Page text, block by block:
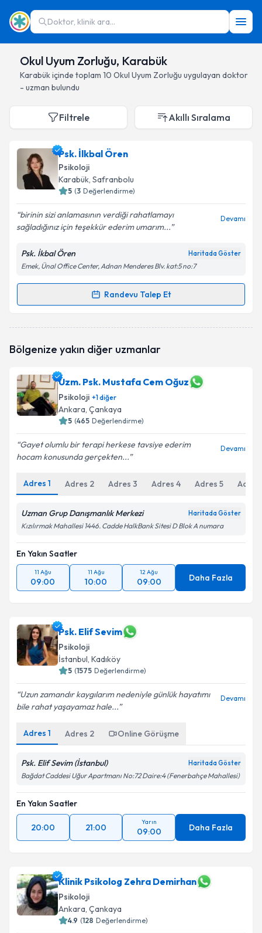
Doktor, klinik ara...
Okul Uyum Zorluğu, Karabük
Karabükiçinde toplam 10 Okul Uyum Zorluğu uygulayan doktor
- uzman bulundu
Filtrele Akıllı Sıralama
Psk. İlkbal Ören
Psikoloji
Karabük, Safranbolu
5 (3 Değerlendirme)
birinin sizi anlamasının verdiği rahatlamayı
sağladığınız için teşekkür ederim umarım...
Devamı
Psk. İkbal Ören Haritada Göster
Emek, Ünal Office Center, Adnan Menderes Blv. kat:5 no:7
Randevu Talep Et
Randevu Takvimi Talebi
Size bu uzmandan randevu almanız için bir takvim
E-posta Adresiniz
Kişisel verilerimin işlenmesine ilişkinAydınlatma
Metni'ni okudum ve kişisel verilerimin belirtilen
Bölgenize yakın diğer uzmanlar
Uzm. Psk. Mustafa Cem Oğuz
Psikoloji +1diğer
Ankara, Çankaya
5 (465 Değerlendirme)
Gayet olumlu bir terapi herkese tavsiye ederim
hocam konusunda gerçekten...
Devamı
Adres 1 Adres 2 Adres 3 Adres 4 Adres 5 Adres
Uzman Grup Danışmanlık Merkezi Haritada Göster
Kızılırmak Mahallesi 1446. Cadde HalkBank Sitesi D Blok A numara
En Yakın Saatler
11 Ağu
09:00
11 Ağu
10:00
12 Ağu
09:00 Daha Fazla
Psk. Elif Sevim
Psikoloji
İstanbul, Kadıköy
5 (1575 Değerlendirme)
Uzun zamandır kaygılarım nedeniyle günlük hayatımı
bile rahat yaşayamaz hale...
Devamı
Adres 1 Adres 2 Online Görüşme
Psk. Elif Sevim (İstanbul) Haritada Göster
Bağdat Caddesi Uğur Apartmanı No:72 Daire:4 (Fenerbahçe Mahallesi)
En Yakın Saatler
20:00 21:00
Yarın
09:00 Daha Fazla
Klinik Psikolog Zehra Demirhan
Psikoloji
Ankara, Çankaya
4.9 (128 Değerlendirme)